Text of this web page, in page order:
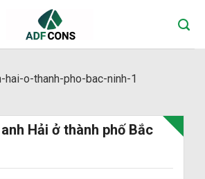
Hải ở thành phố Bắc